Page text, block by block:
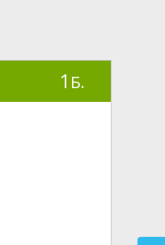
1 Б.